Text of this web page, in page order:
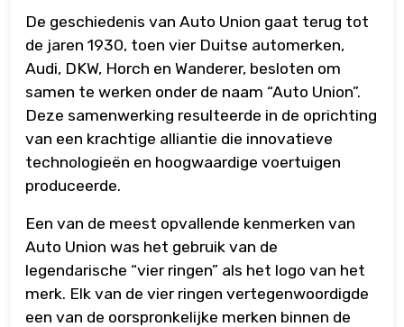
De geschiedenis van Auto Union gaat terug tot
de jaren 1930, toen vier Duitse automerken,
Audi, DKW, Horch en Wanderer, besloten om
samen te werken onder de naam “Auto Union”.
Deze samenwerking resulteerde in de oprichting
van een krachtige alliantie die innovatieve
technologieën en hoogwaardige voertuigen
produceerde.
Een van de meest opvallende kenmerken van
Auto Union was het gebruik van de
legendarische “vier ringen” als het logo van het
merk. Elk van de vier ringen vertegenwoordigde
een van de oorspronkelijke merken binnen de